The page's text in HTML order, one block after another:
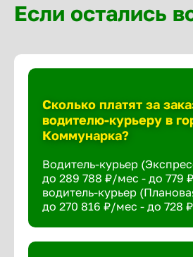
Если остались
Сколько платят за
водителю-курьеру в
Коммунарка?
Водитель-курьер
до 289 788 ₽/мес - до 779
водитель-курьер
до 270 816 ₽/мес - до 728